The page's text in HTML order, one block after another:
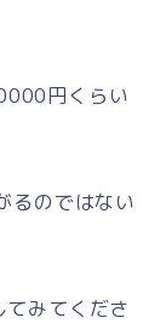
円くらい
るのではない
みてくださ